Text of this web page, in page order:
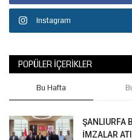
Instagram
POPÜLER İÇERIKLER
Bu Hafta
ŞANLIURFA
İMZALAR